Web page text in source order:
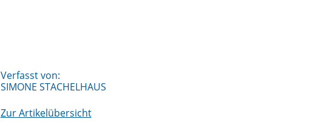
Verfasst von:
SIMONE STACHELHAUS
Zur Artikelübersicht